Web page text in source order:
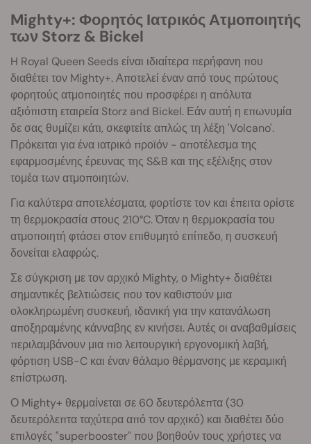
Mighty+: Φορητός Ιατρικός Ατμοποιητής
των Storz & Bickel
H Royal Queen Seeds είναι ιδιαίτερα περήφανη που
διαθέτει τον Mighty+. Αποτελεί έναν από τους πρώτους
φορητούς ατμοποιητές που προσφέρει η απόλυτα
αξιόπιστη εταιρεία Storz and Bickel. Εάν αυτή η επωνυμία
δε σας θυμίζει κάτι, σκεφτείτε απλώς τη λέξη 'Volcano'.
Πρόκειται για ένα ιατρικό προϊόν - αποτέλεσμα της
εφαρμοσμένης έρευνας της S&B και της εξέλιξης στον
τομέα των ατμοποιητών.
Για καλύτερα αποτελέσματα, φορτίστε τον και έπειτα ορίστε
τη θερμοκρασία στους 210°C. Όταν η θερμοκρασία του
ατμοποιητή φτάσει στον επιθυμητό επίπεδο, η συσκευή
δονείται ελαφρώς.
Σε σύγκριση με τον αρχικό Mighty, ο Mighty+ διαθέτει
σημαντικές βελτιώσεις που τον καθιστούν μια
ολοκληρωμένη συσκευή, ιδανική για την κατανάλωση
αποξηραμένης κάνναβης εν κινήσει. Αυτές οι αναβαθμίσεις
περιλαμβάνουν μια πιο λειτουργική εργονομική λαβή,
φόρτιση USB-C και έναν θάλαμο θέρμανσης με κεραμική
επίστρωση.
Ο Mighty+ θερμαίνεται σε 60 δευτερόλεπτα (30
δευτερόλεπτα ταχύτερα από τον αρχικό) και διαθέτει δύο
επιλογές "superbooster" που βοηθούν τους χρήστες να